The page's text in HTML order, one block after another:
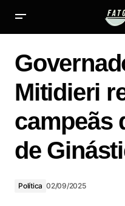
Mitidieri
campeãs
de
Política 02/09/2025